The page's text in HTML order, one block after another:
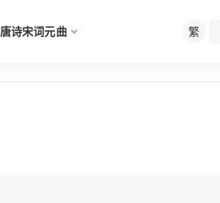
唐诗宋词元曲 繁